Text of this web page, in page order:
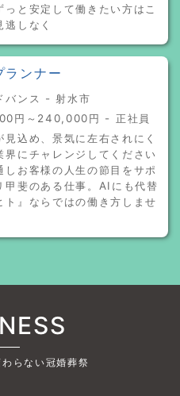
っと安定して働きたい方はこ
しなく
ランナー
バンス - 射水市
円～240,000円 - 正社員
見込め、景気に左右されにく
界にチャレンジしてください
しお客様の人生の節目をサポ
甲斐のある仕事。AIにも代替
ト』ならではの働き方しませ
らない冠婚葬祭